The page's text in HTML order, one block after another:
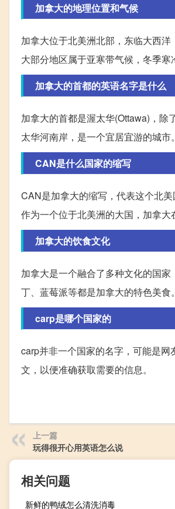
加拿大的地理位置和气候
加拿大位于北美洲北部，东临大西
大部分地区属于亚寒带气候，冬季寒
加拿大的首都的英语名字是什么
加拿大的首都是渥太华(Ottawa)，
太华河南岸，是一个宜居宜游的城市
CAN是什么国家的缩写
CAN是加拿大的缩写，代表这个北
作为一个位于北美洲的大国，加拿大
加拿大的饮食文化
加拿大是一个融合了多种文化的国
丁、蓝莓派等都是加拿大的特色美食
carp是哪个国家的
carp并非一个国家的名字，可能是
文，以便准确获取需要的信息。
上一篇
玩得很开心用英语怎么说
相关问题
新鲜的鸭绒怎么清洗消毒